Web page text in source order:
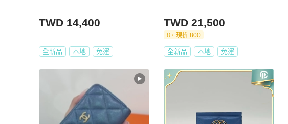
TWD 14,400
全新品 本地 免運
TWD 21,500
現折 800
全新品 本地 免運